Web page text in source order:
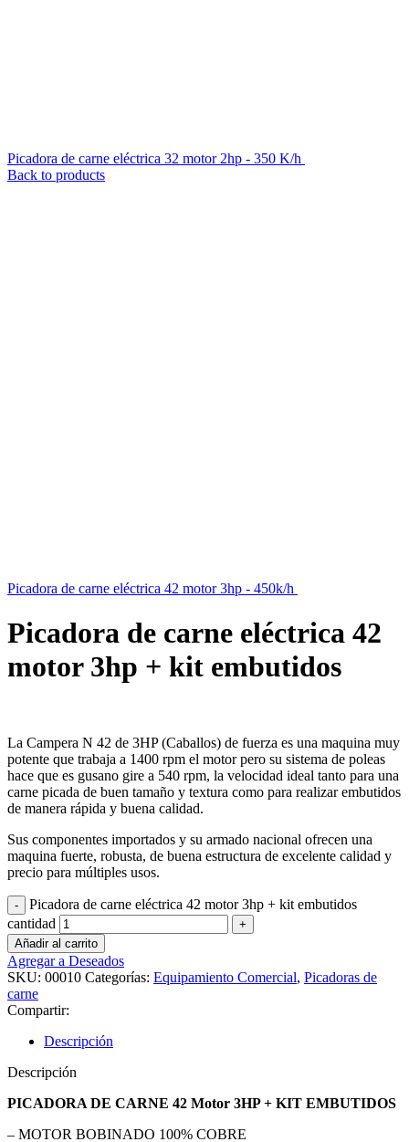
Picadora de carne eléctrica 32 motor 2hp - 350 K/h
Back to products
Picadora de carne eléctrica 42 motor 3hp - 450k/h
Picadora de carne eléctrica 42
motor 3hp + kit embutidos
La Campera N 42 de 3HP (Caballos) de fuerza es una maquina muy
potente que trabaja a 1400 rpm el motor pero su sistema de poleas
hace que es gusano gire a 540 rpm, la velocidad ideal tanto para una
carne picada de buen tamaño y textura como para realizar embutidos
de manera rápida y buena calidad.
Sus componentes importados y su armado nacional ofrecen una
maquina fuerte, robusta, de buena estructura de excelente calidad y
precio para múltiples usos.
Picadora de carne eléctrica 42 motor 3hp + kit embutidos
cantidad
Añadir al carrito
Agregar a Deseados
SKU: 00010 Categorías: Equipamiento Comercial, Picadoras de
carne
Compartir:
Descripción
Descripción
PICADORA DE CARNE 42 Motor 3HP + KIT EMBUTIDOS
– MOTOR BOBINADO 100% COBRE